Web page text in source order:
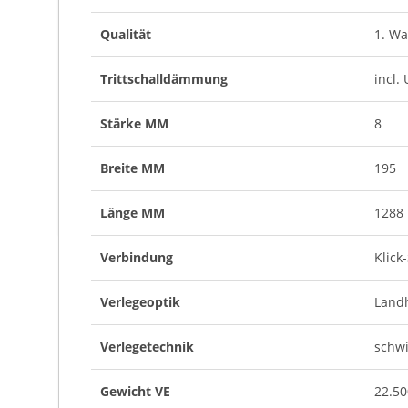
Pflege
Unsere Bodenbeläge lassen sich besonders
bei Laminatböden nur nebelfeuchtes Wischen,
Qualität 1.
Trittschalldämmung incl.
Stärke MM 8
Breite MM 195
Länge MM 1288
Verbindung
Verlegeoptik
Verlegetechnik
Gewicht VE